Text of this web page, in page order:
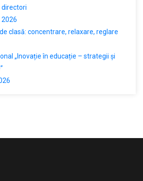
directori
2026
clasă: concentrare, relaxare, reglare
„Inovație în educație – strategii și